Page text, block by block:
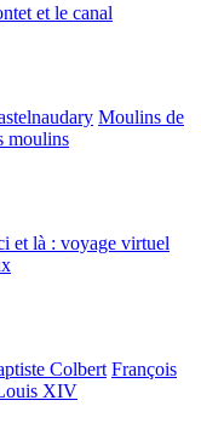
et le canal
Moulins de
moulins
et là : voyage virtuel
Colbert François
XIV